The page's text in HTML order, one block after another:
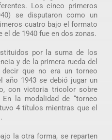
Los cinco primeros
se disputaron como un
cuatro bajo el formato
el de 1940 fue en dos zonas.
por la suma de los
y de la primera rueda del
decir que no era un torneo
año 1943 se debió jugar un
con victoria tricolor sobre
la modalidad de “torneo
4 títulos mientras que el
la otra forma, se reparten